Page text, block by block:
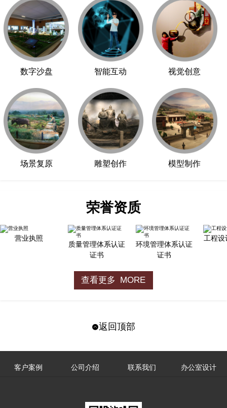
数字沙盘 智能互动 视觉创意
场景复原 雕塑创作 模型制作
荣誉资质
营业执照
质量管理体系认证
证书
环境管理体系认证
证书
工程设
查看更多 MORE
返回顶部
客户案例 公司介绍 联系我们 办公室设计